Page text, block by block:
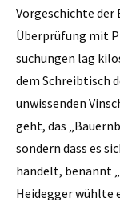
Vorgeschichte der
Überprüfung mit
suchungen lag
dem Schreibtisch
unwissenden
geht, das
sondern dass es
handelt, benannt
Heidegger wühlte